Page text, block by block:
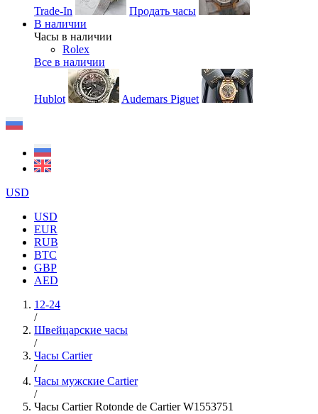
Trade-In
Продать часы
В наличии
Часы в наличии
Rolex
Все в наличии
Hublot Audemars Piguet
USD
USD
EUR
RUB
BTC
GBP
AED
12-24
/
Швейцарские часы
/
Часы Cartier
/
Часы мужские Cartier
/
Часы Cartier Rotonde de Cartier W1553751